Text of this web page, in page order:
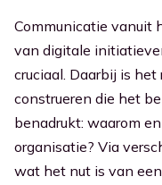
Communicatie vanuit
van digitale
cruciaal. Daarbij is
construeren die het
benadrukt: waarom
organisatie? Via
wat het nut is van